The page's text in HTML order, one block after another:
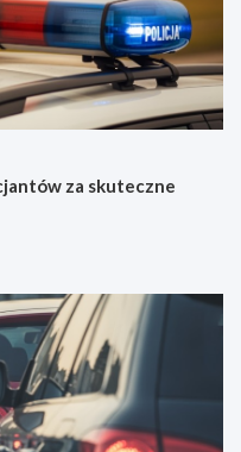
za skuteczne